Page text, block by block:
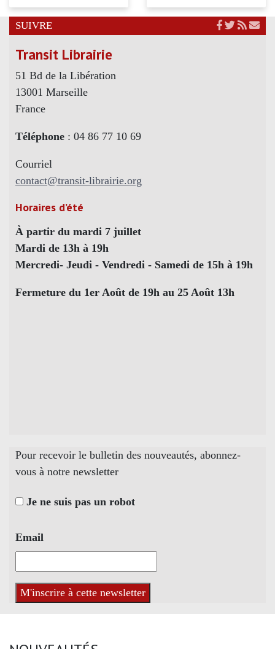
SUIVRE
Transit Librairie
51 Bd de la Libération
13001 Marseille
France
Téléphone : 04 86 77 10 69
Courriel
contact@transit-librairie.org
Horaires d’été
À partir du mardi 7 juillet
Mardi de 13h à 19h
Mercredi- Jeudi - Vendredi - Samedi de 15h à 19h
Fermeture du 1er Août de 19h au 25 Août 13h
Pour recevoir le bulletin des nouveautés, abonnez-
vous à notre newsletter
Je ne suis pas un robot
Email